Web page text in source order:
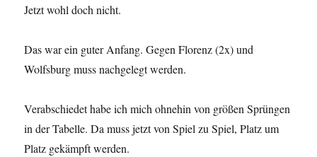
Jetzt wohl doch nicht.
Das war ein guter Anfang. Gegen Florenz (2x) und
Wolfsburg muss nachgelegt werden.
Verabschiedet habe ich mich ohnehin von größen Sprüngen
in der Tabelle. Da muss jetzt von Spiel zu Spiel, Platz um
Platz gekämpft werden.